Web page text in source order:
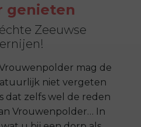
genieten
Zeeuwse
mag de
niet vergeten
dat zelfs wel de reden
Vrouwenpolder… In